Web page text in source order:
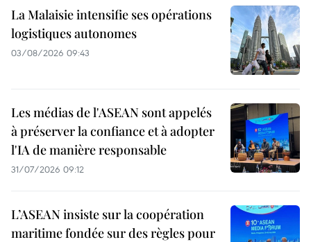
La Malaisie intensifie ses opérations
logistiques autonomes
03/08/2026 09:43
Les médias de l'ASEAN sont appelés
à préserver la confiance et à adopter
l'IA de manière responsable
31/07/2026 09:12
L’ASEAN insiste sur la coopération
maritime fondée sur des règles pour